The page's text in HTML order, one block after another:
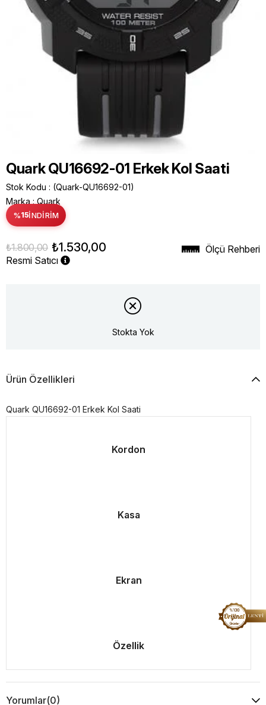
Quark QU16692-01 Erkek Kol Saati
Stok Kodu
(Quark-QU16692-01)
Marka : Quark
%15İNDIRIM
₺1.800,00 ₺1.530,00
Resmi Satıcı
Ölçü Rehberi
Stokta Yok
Ürün Özellikleri
Quark QU16692-01 Erkek Kol Saati
Kordon
Kasa
Ekran
Özellik
Yorumlar(0)